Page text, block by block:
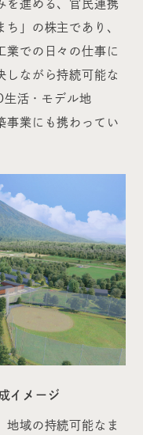
を進める、官民連携
」の株主であり、
業での日々の仕事に
しながら持続可能な
生活・モデル地
事業にも携わってい
イメージ
地域の持続可能なま